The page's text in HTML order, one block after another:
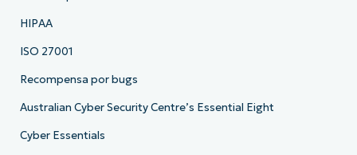
HIPAA
ISO 27001
Recompensa por bugs
Australian Cyber Security Centre’s Essential Eight
Cyber Essentials